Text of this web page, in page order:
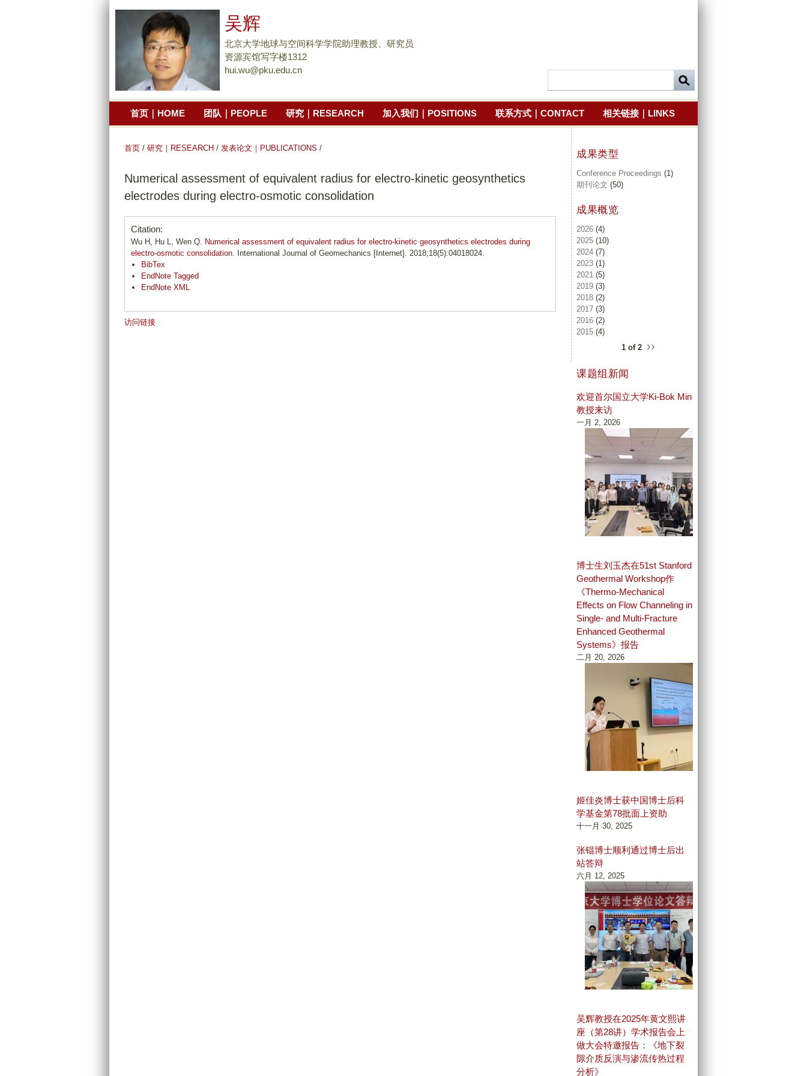
到
主
要
分
吴辉
北京大学地球与空间科学学院助理教授、研究员
资源宾馆写字楼1312
hui.wu@pku.edu.cn
首页｜HOME 团队｜PEOPLE 研究｜RESEARCH 加入我们｜POSITIONS 联系方式｜CONTACT 相关链接｜LINKS
首页 / 研究｜RESEARCH / 发表论文｜PUBLICATIONS /
Numerical assessment of equivalent radius for electro-kinetic geosynthetics
electrodes during electro-osmotic consolidation
Citation:
Wu H, Hu L, Wen Q. Numerical assessment of equivalent radius for electro-kinetic geosynthetics electrodes during
electro-osmotic consolidation. International Journal of Geomechanics [Internet]. 2018;18(5):04018024.
BibTex
EndNote Tagged
EndNote XML
访问链接
成果类型
Conference Proceedings (1)
期刊论文 (50)
成果概览
2026 (4)
2025 (10)
2024 (7)
2023 (1)
2021 (5)
2019 (3)
2018 (2)
2017 (3)
2016 (2)
2015 (4)
1 of 2 ››
课题组新闻
欢迎首尔国立大学Ki-Bok Min
教授来访
一月 2, 2026
博士生刘玉杰在51st Stanford
Geothermal Workshop作
《Thermo-Mechanical
Effects on Flow Channeling in
Single- and Multi-Fracture
Enhanced Geothermal
Systems》报告
二月 20, 2026
姬佳炎博士获中国博士后科
学基金第78批面上资助
十一月 30, 2025
张锟博士顺利通过博士后出
站答辩
六月 12, 2025
吴辉教授在2025年黄文熙讲
座（第28讲）学术报告会上
做大会特邀报告：《地下裂
隙介质反演与渗流传热过程
分析》